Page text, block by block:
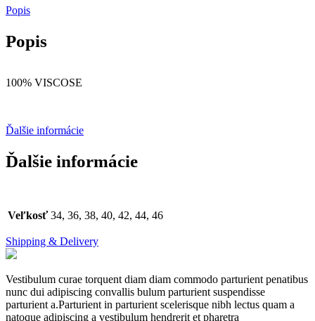
Popis
Popis
100% VISCOSE
Ďalšie informácie
Ďalšie informácie
Veľkosť 34, 36, 38, 40, 42, 44, 46
Shipping & Delivery
Vestibulum curae torquent diam diam commodo parturient penatibus
nunc dui adipiscing convallis bulum parturient suspendisse
parturient a.Parturient in parturient scelerisque nibh lectus quam a
natoque adipiscing a vestibulum hendrerit et pharetra